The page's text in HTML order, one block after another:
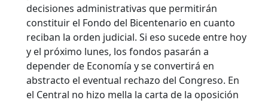
decisiones administrativas que permitirán
constituir el Fondo del Bicentenario en cuanto
reciban la orden judicial. Si eso sucede entre hoy
y el próximo lunes, los fondos pasarán a
depender de Economía y se convertirá en
abstracto el eventual rechazo del Congreso. En
el Central no hizo mella la carta de la oposición